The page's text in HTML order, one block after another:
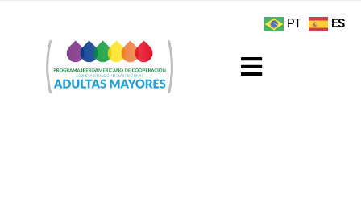
contenido
Toggle
PT ES